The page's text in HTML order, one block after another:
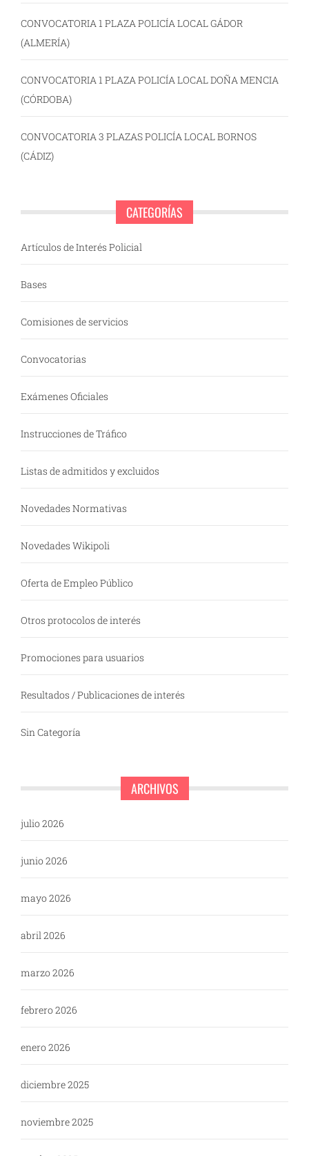
CONVOCATORIA 1 PLAZA POLICÍA LOCAL GÁDOR
(ALMERÍA)
CONVOCATORIA 1 PLAZA POLICÍA LOCAL DOÑA MENCIA
(CÓRDOBA)
CONVOCATORIA 3 PLAZAS POLICÍA LOCAL BORNOS
(CÁDIZ)
CATEGORÍAS
Artículos de Interés Policial
Bases
Comisiones de servicios
Convocatorias
Exámenes Oficiales
Instrucciones de Tráfico
Listas de admitidos y excluidos
Novedades Normativas
Novedades Wikipoli
Oferta de Empleo Público
Otros protocolos de interés
Promociones para usuarios
Resultados / Publicaciones de interés
Sin Categoría
ARCHIVOS
julio 2026
junio 2026
mayo 2026
abril 2026
marzo 2026
febrero 2026
enero 2026
diciembre 2025
noviembre 2025